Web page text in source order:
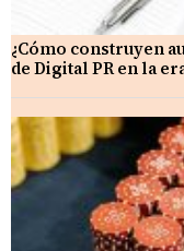
¿Cómo construyen
de Digital PR en la